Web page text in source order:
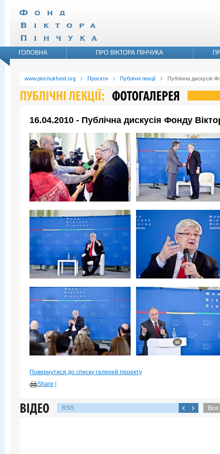
www.pinchukfund.org Проєкти Публічні лекції Публічна дискусія
16.04.2010 - Публічна дискусія Фонду
Повернутися до списку галерей проекту
Share
RSS